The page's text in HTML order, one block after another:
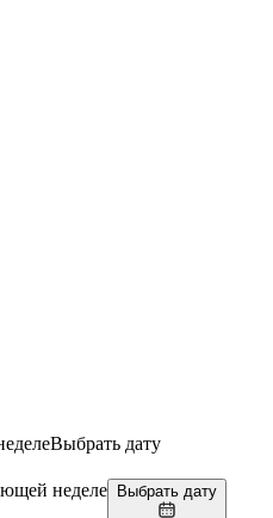
Выбрать дату
неделе Выбрать дату